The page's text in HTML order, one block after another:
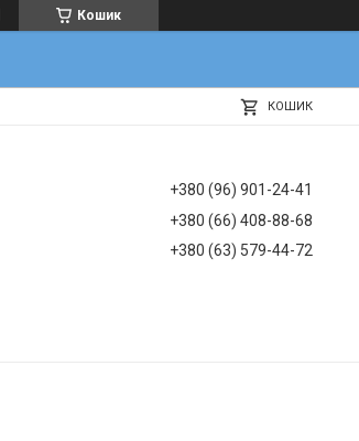
Кошик
КОШИК
+380 (96) 901-24-41
+380 (66) 408-88-68
+380 (63) 579-44-72